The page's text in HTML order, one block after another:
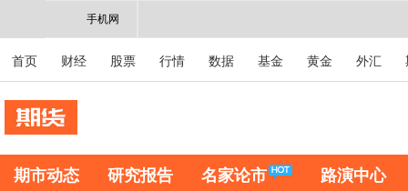
手机网
首页 财经 股票 行情 数据 基金 黄金 外汇
期市动态 研究报告 名家论市 路演中心